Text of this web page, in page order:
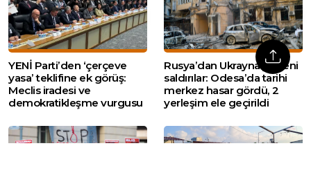
YENİ Parti’den ‘çerçeve
yasa’ teklifine ek görüş:
Meclis iradesi ve
demokratikleşme vurgusu
Rusya’dan Ukrayna’ya yeni
saldırılar: Odesa’da tarihi
merkez hasar gördü, 2
yerleşim ele geçirildi